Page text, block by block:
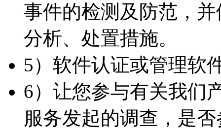
事件的检测及防范，
分析、处置措施。
5）软件认证或管理软
6）让您参与有关我们
服务发起的调查，是